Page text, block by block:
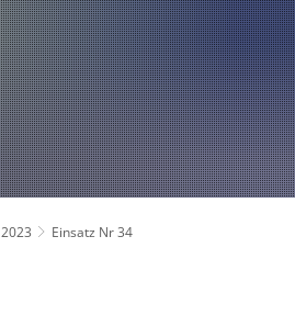
2024
2023
2022
2021
Fachgebiete und
Mannschaft
Jugend
Spielmannszug
Mitglied werden
A
A
A
2023 Einsatz Nr 34